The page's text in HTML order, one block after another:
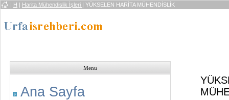
| H | Harita Mühendislik İşleri | YÜKSELEN HARİTA MÜHENDİSLİK
Menu
Ana Sayfa